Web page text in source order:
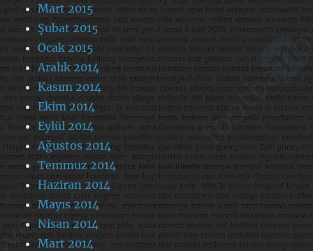
Mart 2015
Şubat 2015
Ocak 2015
Aralık 2014
Kasım 2014
Ekim 2014
Eylül 2014
Ağustos 2014
Temmuz 2014
Haziran 2014
Mayıs 2014
Nisan 2014
Mart 2014